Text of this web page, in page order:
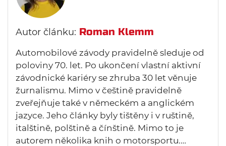
Autor článku: Roman Klemm
Automobilové závody pravidelně sleduje od
poloviny 70. let. Po ukončení vlastní aktivní
závodnické kariéry se zhruba 30 let věnuje
žurnalismu. Mimo v češtině pravidelně
zveřejňuje také v německém a anglickém
jazyce. Jeho články byly tištěny i v ruštině,
italštině, polštině a čínštině. Mimo to je
autorem několika knih o motorsportu.…